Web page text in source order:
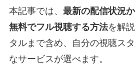
本記事では、 最新の配信状況
無料でフル視聴する方法を解
タルまで含め、自分の視聴ス
なサービスが選べます。